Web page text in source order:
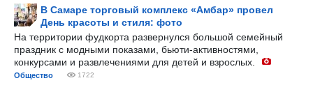
В Самаре торговый комплекс «Амбар» провел
День красоты и стиля: фото
На территории фудкорта развернулся большой семейный
праздник с модными показами, бьюти-активностями,
конкурсами и развлечениями для детей и взрослых.
Общество 1722